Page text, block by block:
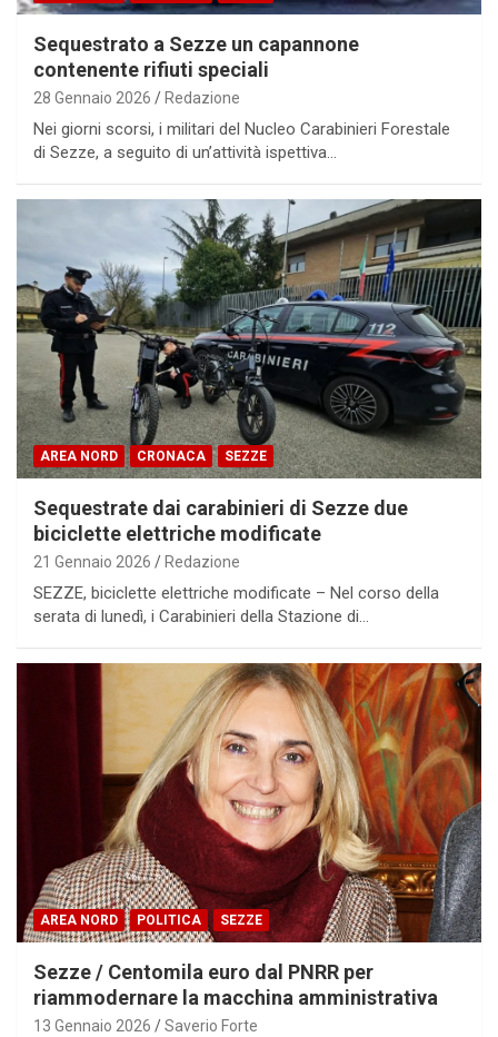
Sequestrato a Sezze un capannone
contenente rifiuti speciali
28 Gennaio 2026 Redazione
Nei giorni scorsi, i militari del Nucleo Carabinieri Forestale
di Sezze, a seguito di un’attività ispettiva…
AREA NORD CRONACA SEZZE
Sequestrate dai carabinieri di Sezze due
biciclette elettriche modificate
21 Gennaio 2026 Redazione
SEZZE, biciclette elettriche modificate – Nel corso della
serata di lunedì, i Carabinieri della Stazione di…
AREA NORD POLITICA SEZZE
Sezze / Centomila euro dal PNRR per
riammodernare la macchina amministrativa
13 Gennaio 2026 Saverio Forte